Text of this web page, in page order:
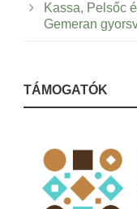
Kassa, Pelsőc
Gemeran
TÁMOGATÓK